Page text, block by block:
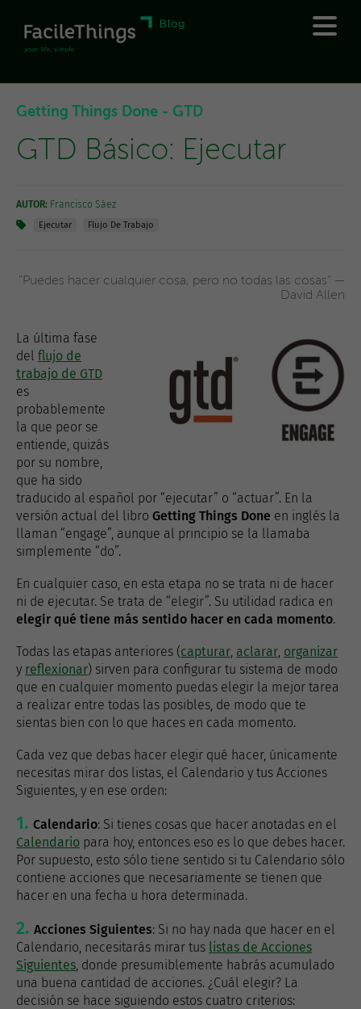
Getting Things Done - GTD
GTD Básico: Ejecutar
AUTOR: Francisco Sáez
Ejecutar Flujo De Trabajo
"Puedes hacer cualquier cosa, pero no todas las cosas" —
David Allen
La última fase
del flujo de
trabajo de GTD
es
probablemente
la que peor se
entiende, quizás
por su nombre,
que ha sido
traducido al español por “ejecutar” o “actuar”. En la
versión actual del libro Getting Things Done en inglés la
llaman “engage”, aunque al principio se la llamaba
simplemente “do”.
En cualquier caso, en esta etapa no se trata ni de hacer
ni de ejecutar. Se trata de “elegir”. Su utilidad radica en
elegir qué tiene más sentido hacer en cada momento.
Todas las etapas anteriores (capturar, aclarar, organizar
y reflexionar) sirven para configurar tu sistema de modo
que en cualquier momento puedas elegir la mejor tarea
a realizar entre todas las posibles, de modo que te
sientas bien con lo que haces en cada momento.
Cada vez que debas hacer elegir qué hacer, únicamente
necesitas mirar dos listas, el Calendario y tus Acciones
Siguientes, y en ese orden:
Calendario: Si tienes cosas que hacer anotadas en el
Calendario para hoy, entonces eso es lo que debes hacer.
Por supuesto, esto sólo tiene sentido si tu Calendario sólo
contiene acciones que necesariamente se tienen que
hacer en una fecha u hora determinada.
Acciones Siguientes: Si no hay nada que hacer en el
Calendario, necesitarás mirar tus listas de Acciones
Siguientes, donde presumiblemente habrás acumulado
una buena cantidad de acciones. ¿Cuál elegir? La
decisión se hace siguiendo estos cuatro criterios: